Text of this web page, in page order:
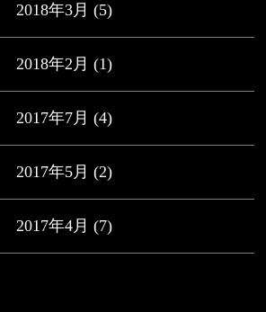
2018年3月 (5)
2018年2月 (1)
2017年7月 (4)
2017年5月 (2)
2017年4月 (7)